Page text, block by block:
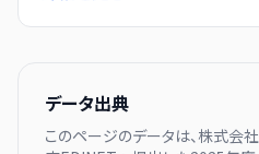
データ出典
このページのデータは、株式会